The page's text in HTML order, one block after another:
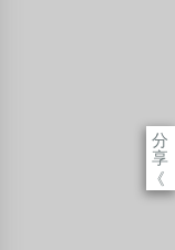
分
享
《